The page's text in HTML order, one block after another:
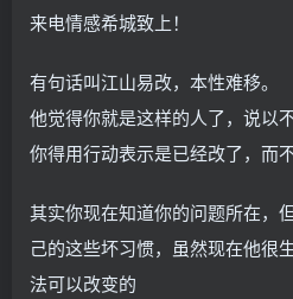
来电情感希城致上！
有句话叫江山易改，本性难移。
他觉得你就是这样的人了，说以
你得用行动表示是已经改了，而
其实你现在知道你的问题所在，
己的这些坏习惯，虽然现在他很
法可以改变的